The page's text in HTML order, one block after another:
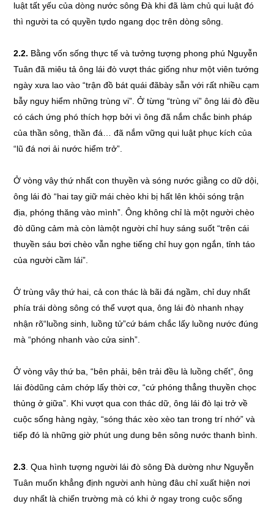
luật tất yếu của dòng nước sông Đà khi đã làm chủ qui luật đó
thì người ta có quyền tựdo ngang dọc trên dòng sông.
2.2. Bằng vốn sống thực tế và tưởng tượng phong phú Nguyễn
Tuân đã miêu tả ông lái đò vượt thác giống như một viên tướng
ngày xưa lao vào “trận đồ bát quái đãbày sẵn với rất nhiều cạm
bẫy nguy hiểm những trùng vi”. Ở từng “trùng vi” ông lái đò đều
có cách ứng phó thích hợp bởi vì ông đã nắm chắc binh pháp
của thần sông, thần đá… đã nắm vững qui luật phục kích của
“lũ đá nơi ải nước hiểm trở”.
Ở vòng vây thứ nhất con thuyền và sóng nước giằng co dữ dội,
ông lái đò “hai tay giữ mái chèo khi bị hất lên khỏi sóng trận
địa, phóng thăng vào mình”. Ông không chỉ là một người chèo
đò dũng cảm mà còn làmột người chỉ huy sáng suốt “trên cái
thuyền sáu bơi chèo vẫn nghe tiếng chỉ huy gọn ngắn, tỉnh táo
của người cầm lái”.
Ở trùng vây thứ hai, cả con thác là bãi đá ngầm, chỉ duy nhất
phía trái dòng sông có thể vượt qua, ông lái đò nhanh nhạy
nhận rõ“luồng sinh, luồng tử”cứ bám chắc lấy luồng nước đúng
mà “phóng nhanh vào cửa sinh”.
Ở vòng vây thứ ba, “bên phải, bên trải đều là luồng chết”, ông
lái đòdũng cảm chớp lấy thời cơ, “cứ phóng thẳng thuyền chọc
thủng ở giữa”. Khi vượt qua con thác dữ, ông lái đò lại trở về
cuộc sống hàng ngày, “sóng thác xèo xèo tan trong trí nhớ” và
tiếp đó là những giờ phút ung dung bên sông nước thanh bình.
2.3 . Qua hình tượng người lái đò sông Đà dường như Nguyễn
Tuân muốn khẳng định người anh hùng đâu chỉ xuất hiện nơi
duy nhất là chiến trường mà có khi ở ngay trong cuộc sống